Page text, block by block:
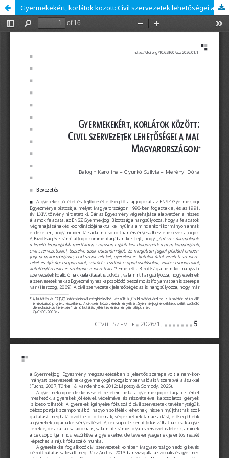
Gyermekekért, korlátok között: Civil szervezetek lehetőségei a mai Magyarországon